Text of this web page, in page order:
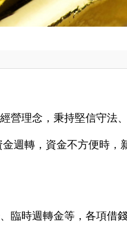
營理念，秉持堅信守法
週轉，資金不方便時，
臨時週轉金等，各項借